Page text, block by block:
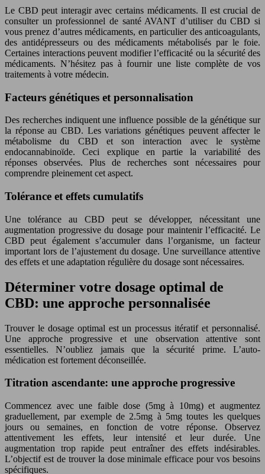
Le CBD peut interagir avec certains médicaments. Il est crucial de
consulter un professionnel de santé AVANT d’utiliser du CBD si
vous prenez d’autres médicaments, en particulier des anticoagulants,
des antidépresseurs ou des médicaments métabolisés par le foie.
Certaines interactions peuvent modifier l’efficacité ou la sécurité des
médicaments. N’hésitez pas à fournir une liste complète de vos
traitements à votre médecin.
Facteurs génétiques et personnalisation
Des recherches indiquent une influence possible de la génétique sur
la réponse au CBD. Les variations génétiques peuvent affecter le
métabolisme du CBD et son interaction avec le système
endocannabinoïde. Ceci explique en partie la variabilité des
réponses observées. Plus de recherches sont nécessaires pour
comprendre pleinement cet aspect.
Tolérance et effets cumulatifs
Une tolérance au CBD peut se développer, nécessitant une
augmentation progressive du dosage pour maintenir l’efficacité. Le
CBD peut également s’accumuler dans l’organisme, un facteur
important lors de l’ajustement du dosage. Une surveillance attentive
des effets et une adaptation régulière du dosage sont nécessaires.
Déterminer votre dosage optimal de
CBD: une approche personnalisée
Trouver le dosage optimal est un processus itératif et personnalisé.
Une approche progressive et une observation attentive sont
essentielles. N’oubliez jamais que la sécurité prime. L’auto-
médication est fortement déconseillée.
Titration ascendante: une approche progressive
Commencez avec une faible dose (5mg à 10mg) et augmentez
graduellement, par exemple de 2.5mg à 5mg toutes les quelques
jours ou semaines, en fonction de votre réponse. Observez
attentivement les effets, leur intensité et leur durée. Une
augmentation trop rapide peut entraîner des effets indésirables.
L’objectif est de trouver la dose minimale efficace pour vos besoins
spécifiques.